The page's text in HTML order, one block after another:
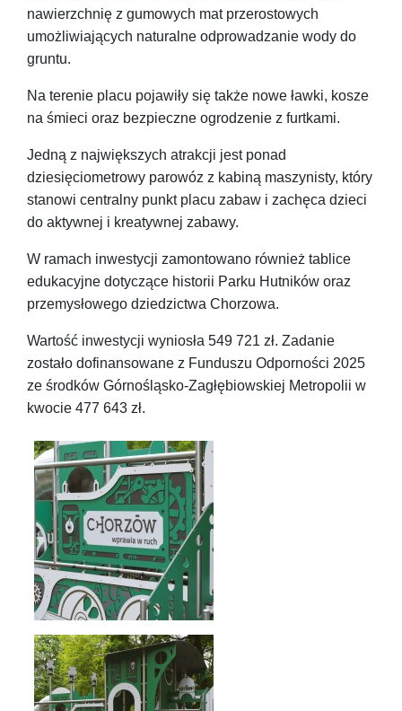
nawierzchnię z gumowych mat przerostowych
umożliwiających naturalne odprowadzanie wody do
gruntu.
Na terenie placu pojawiły się także nowe ławki, kosze
na śmieci oraz bezpieczne ogrodzenie z furtkami.
Jedną z największych atrakcji jest ponad
dziesięciometrowy parowóz z kabiną maszynisty, który
stanowi centralny punkt placu zabaw i zachęca dzieci
do aktywnej i kreatywnej zabawy.
W ramach inwestycji zamontowano również tablice
edukacyjne dotyczące historii Parku Hutników oraz
przemysłowego dziedzictwa Chorzowa.
Wartość inwestycji wyniosła 549 721 zł. Zadanie
zostało dofinansowane z Funduszu Odporności 2025
ze środków Górnośląsko-Zagłębiowskiej Metropolii w
kwocie 477 643 zł.